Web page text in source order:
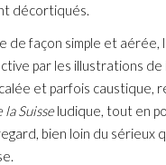
décortiqués.
de façon simple et aérée,
par les illustrations de
et parfois caustique,
la Suisseludique, tout en
bien loin du sérieux